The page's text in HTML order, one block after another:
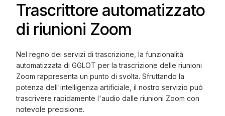
Trascrittore automatizzato
di riunioni Zoom
Nel regno dei servizi di trascrizione, la funzionalità
automatizzata di GGLOT per la trascrizione delle riunioni
Zoom rappresenta un punto di svolta. Sfruttando la
potenza dell'intelligenza artificiale, il nostro servizio può
trascrivere rapidamente l'audio dalle riunioni Zoom con
notevole precisione.